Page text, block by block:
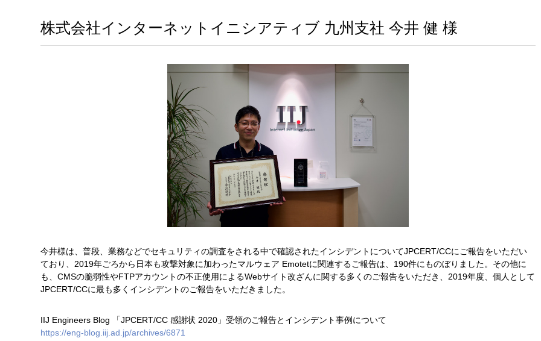
株式会社インターネットイニシアティブ 九州支社 今井 健 様
今井様は、普段、業務などでセキュリティの調査をされる中で確認されたインシデントについてJPCERT/CCにご報告をいただい
ており、2019年ごろから日本も攻撃対象に加わったマルウェア Emotetに関連するご報告は、190件にものぼりました。その他に
も、CMSの脆弱性やFTPアカウントの不正使用によるWebサイト改ざんに関する多くのご報告をいただき、2019年度、個人として
JPCERT/CCに最も多くインシデントのご報告をいただきました。
IIJ Engineers Blog 「JPCERT/CC 感謝状 2020」受領のご報告とインシデント事例について
https://eng-blog.iij.ad.jp/archives/6871